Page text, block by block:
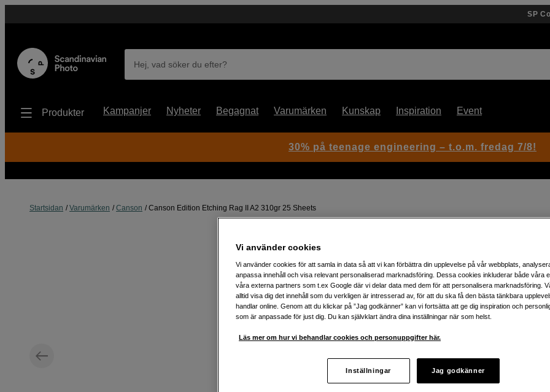
SP
Hej, vad söker du efter?
Produkter Kampanjer Nyheter Begagnat Varumärken Kunskap Inspiration Event
Startsidan Varumärken Canson Canson Edition Etching Rag II A2 310gr 25 Sheets
Canson Edition Etching Rag II A2 310gr 25
A2 Fine art-papper för
med djup svärta
Webblager:Finns i lager
Butikslager: Visa butik
30% på teenage engineering – t.o.m. fredag 7/8!
Vi använder cookies
Vi använder cookies för att samla in data så att vi kan förbättra din upplevelse på vår webbplats,
anpassa innehåll och visa relevant personaliserad marknadsföring. Dessa cookies inkluderar både våra
våra externa partners som t.ex Google där vi delar data med dem för att personalisera marknadsföring.
alltid visa dig det innehåll som du verkligen är intresserad av, för att du ska få den bästa tänkbara
handlar online. Genom att du klickar på ”Jag godkänner” kan vi fortsätta att ge dig inspiration och
som är anpassade för just dig. Du kan självklart ändra dina inställningar när som helst.
Läs mer om hur vi behandlar cookies och personuppgifter här.
Inställningar Jag godkänner